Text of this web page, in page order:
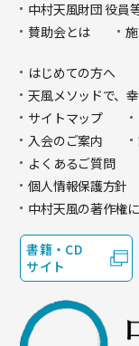
書籍・CD
サイト
中村天風財団 役員
賛助会とは
はじめての方へ
天風メソッドで、
サイトマップ
入会のご案内
よくあるご質問
個人情報保護方針
中村天風の著作権